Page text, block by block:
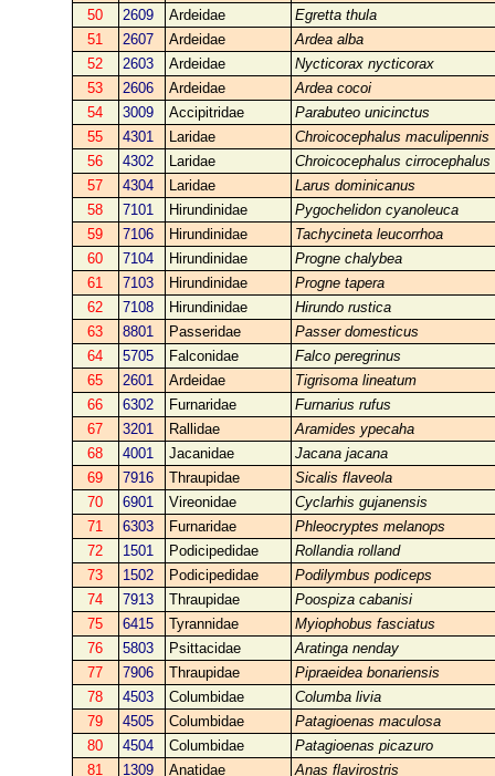
50
2609 Ardeidae
Egretta thula
51
2607 Ardeidae
Ardea alba
52
2603 Ardeidae
Nycticorax nycticorax
53
2606 Ardeidae
Ardea cocoi
54
3009 Accipitridae
Parabuteo unicinctus
55
4301 Laridae
Chroicocephalus maculipennis
56
4302 Laridae
Chroicocephalus cirrocephalus
57
4304 Laridae
Larus dominicanus
58
7101 Hirundinidae
Pygochelidon cyanoleuca
59
7106 Hirundinidae
Tachycineta leucorrhoa
60
7104 Hirundinidae
Progne chalybea
61
7103 Hirundinidae
Progne tapera
62
7108 Hirundinidae
Hirundo rustica
63
8801 Passeridae
Passer domesticus
64
5705 Falconidae
Falco peregrinus
65
2601 Ardeidae
Tigrisoma lineatum
66
6302 Furnaridae
Furnarius rufus
67
3201 Rallidae
Aramides ypecaha
68
4001 Jacanidae
Jacana jacana
69
7916 Thraupidae
Sicalis flaveola
70
6901 Vireonidae
Cyclarhis gujanensis
71
6303 Furnaridae
Phleocryptes melanops
72
1501 Podicipedidae
Rollandia rolland
73
1502 Podicipedidae
Podilymbus podiceps
74
7913 Thraupidae
Poospiza cabanisi
75
6415 Tyrannidae
Myiophobus fasciatus
76
5803 Psittacidae
Aratinga nenday
77
7906 Thraupidae
Pipraeidea bonariensis
78
4503 Columbidae
Columba livia
79
4505 Columbidae
Patagioenas maculosa
80
4504 Columbidae
Patagioenas picazuro
81
1309 Anatidae
Anas flavirostris